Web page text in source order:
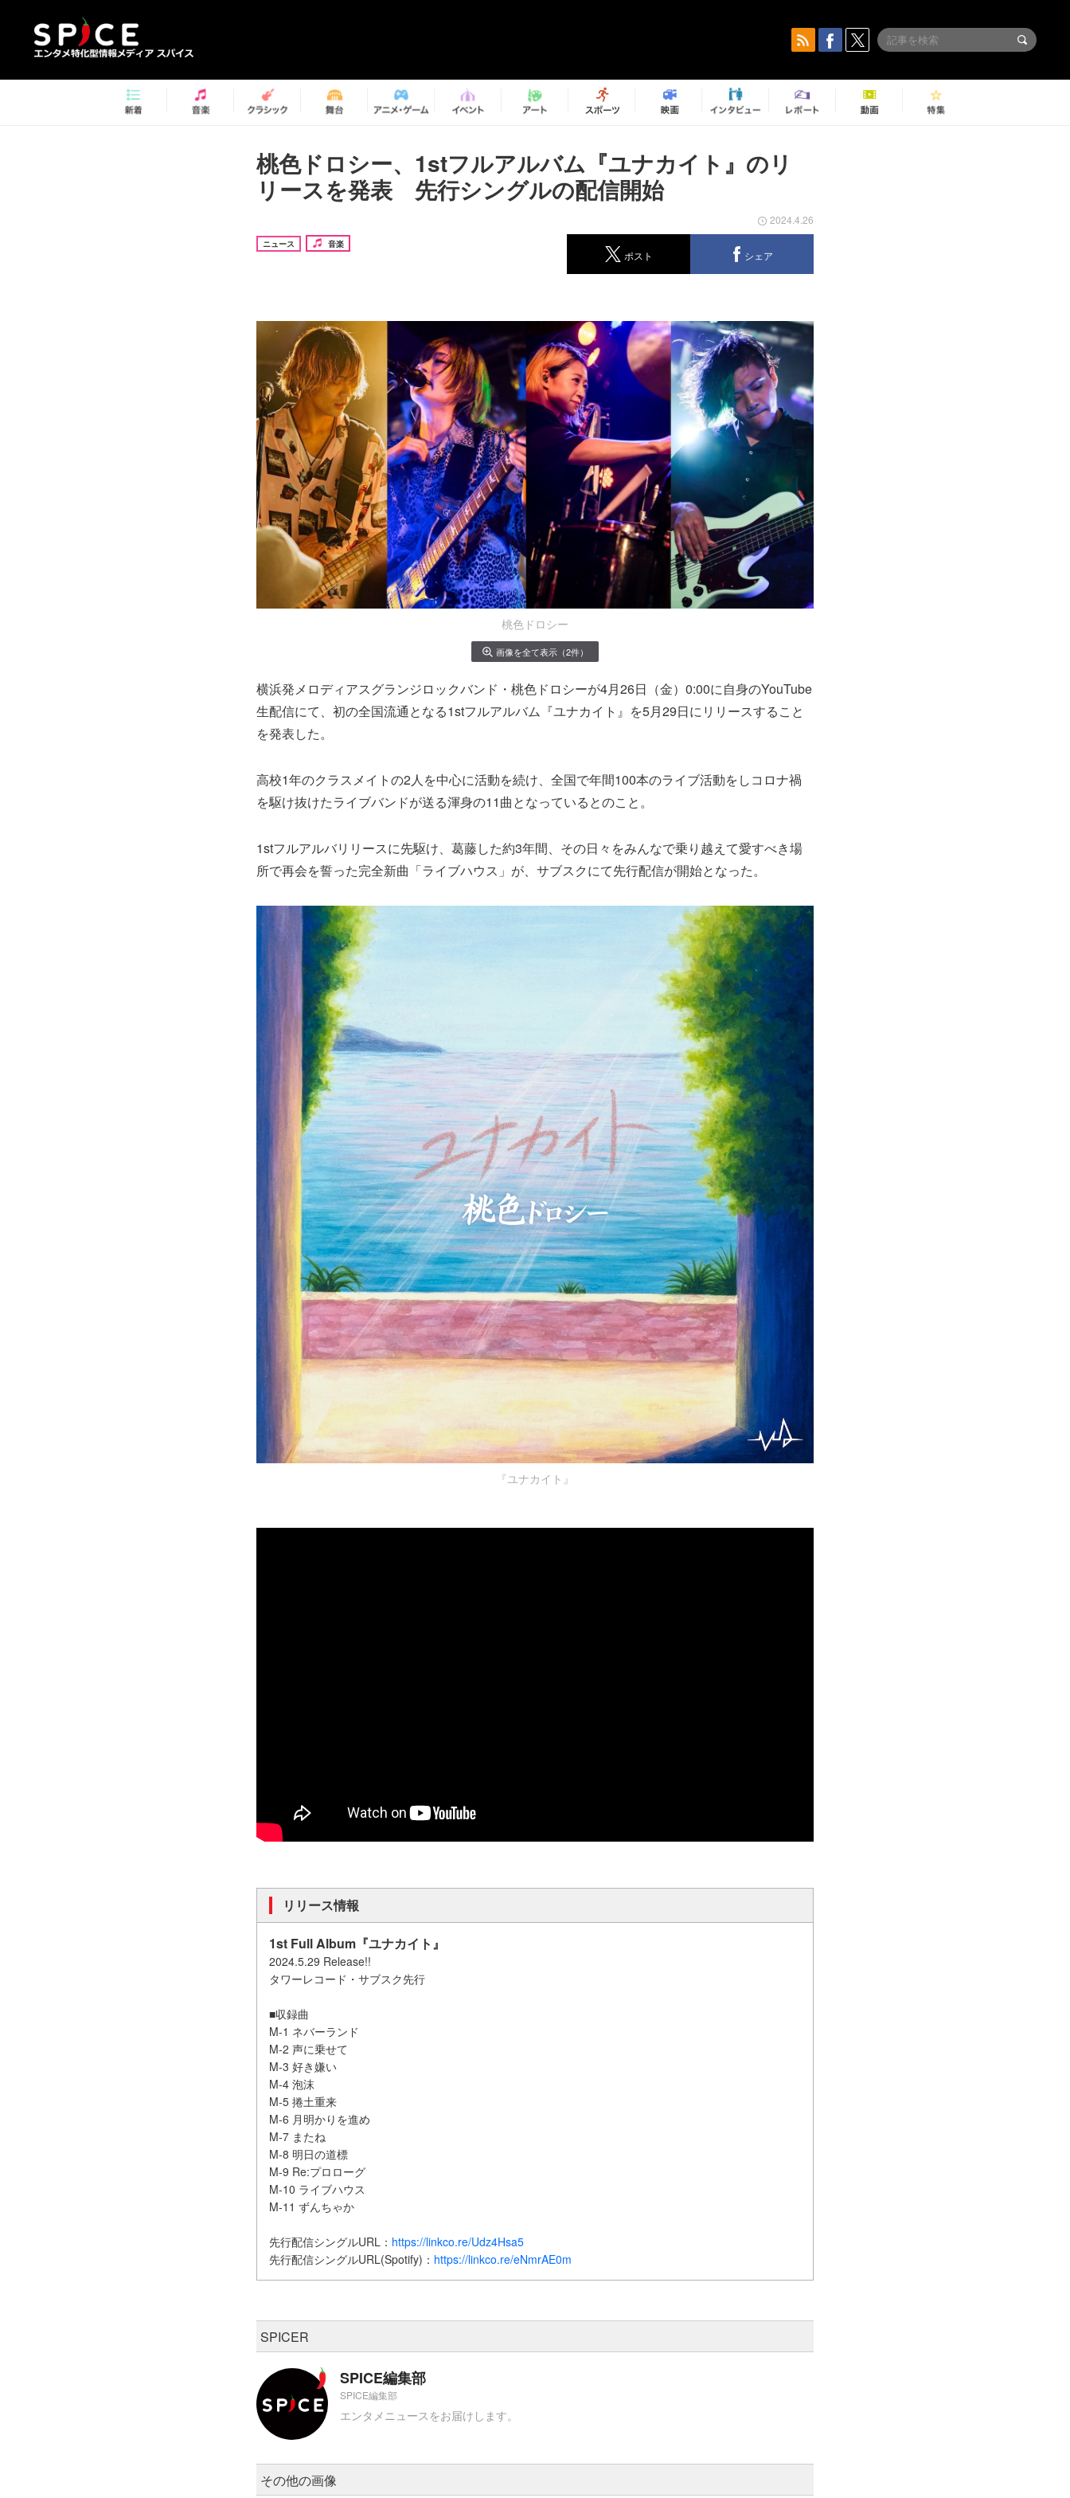
桃色ドロシー、1stフルアルバム『ユナカイト』のリ
リースを発表 先行シングルの配信開始
ニュース 音楽
2024.4.26
ポスト シェア
桃色ドロシー
画像を全て表示（2件）
横浜発メロディアスグランジロックバンド・桃色ドロシーが4月26日（金）0:00に自身のYouTube
生配信にて、初の全国流通となる1stフルアルバム『ユナカイト』を5月29日にリリースすること
を発表した。
高校1年のクラスメイトの2人を中心に活動を続け、全国で年間100本のライブ活動をしコロナ禍
を駆け抜けたライブバンドが送る渾身の11曲となっているとのこと。
1stフルアルバリリースに先駆け、葛藤した約3年間、その日々をみんなで乗り越えて愛すべき場
所で再会を誓った完全新曲「ライブハウス」が、サブスクにて先行配信が開始となった。
『ユナカイト』
リリース情報
1st Full Album『ユナカイト』
2024.5.29 Release!!
タワーレコード・サブスク先行
■収録曲
M-1 ネバーランド
M-2 声に乗せて
M-3 好き嫌い
M-4 泡沫
M-5 捲土重来
M-6 月明かりを進め
M-7 またね
M-8 明日の道標
M-9 Re:プロローグ
M-10 ライブハウス
M-11 ずんちゃか
先行配信シングルURL： https://linkco.re/Udz4Hsa5
先行配信シングルURL(Spotify)： https://linkco.re/eNmrAE0m
SPICER
SPICE編集部
SPICE編集部
エンタメニュースをお届けします。
その他の画像